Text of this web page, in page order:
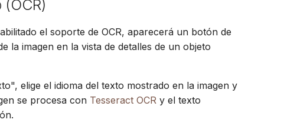
el soporte de OCR, aparecerá un botón de
la imagen en la vista de detalles de un objeto
elige el idioma del texto mostrado en la imagen y
se procesa con Tesseract OCR y el texto